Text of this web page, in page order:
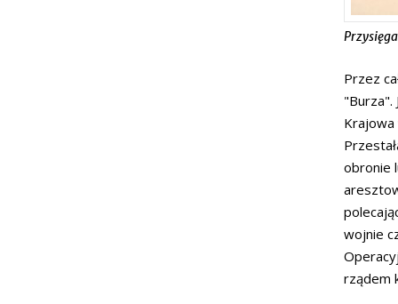
Przez
"Burza".
Krajowa
obronie
wojnie
rządem